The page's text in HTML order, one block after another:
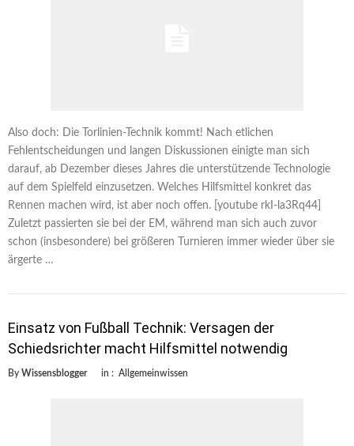
Also doch: Die Torlinien-Technik kommt! Nach etlichen
Fehlentscheidungen und langen Diskussionen einigte man sich
darauf, ab Dezember dieses Jahres die unterstützende Technologie
auf dem Spielfeld einzusetzen. Welches Hilfsmittel konkret das
Rennen machen wird, ist aber noch offen. [youtube rkI-la3Rq44]
Zuletzt passierten sie bei der EM, während man sich auch zuvor
schon (insbesondere) bei größeren Turnieren immer wieder über sie
ärgerte …
Einsatz von Fußball Technik: Versagen der
Schiedsrichter macht Hilfsmittel notwendig
By Wissensblogger in : Allgemeinwissen